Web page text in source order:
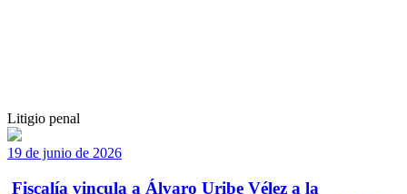
Litigio penal
19 de junio de 2026
Fiscalía vincula a Álvaro Uribe Vélez a la